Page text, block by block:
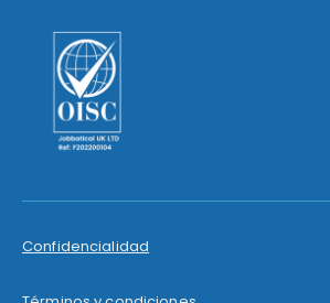
Confidencialidad